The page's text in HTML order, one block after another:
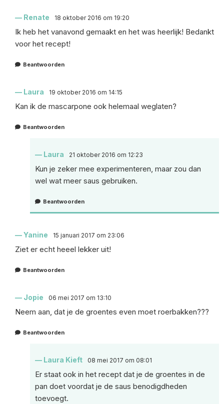
Renate 18 oktober 2016 om 19:20
Ik heb het vanavond gemaakt en het was heerlijk! Bedankt
voor het recept!
Beantwoorden
Laura 19 oktober 2016 om 14:15
Kan ik de mascarpone ook helemaal weglaten?
Beantwoorden
Laura 21 oktober 2016 om 12:23
Kun je zeker mee experimenteren, maar zou dan
wel wat meer saus gebruiken.
Beantwoorden
Yanine 15 januari 2017 om 23:06
Ziet er echt heeel lekker uit!
Beantwoorden
Jopie 06 mei 2017 om 13:10
Neem aan, dat je de groentes even moet roerbakken???
Beantwoorden
Laura Kieft 08 mei 2017 om 08:01
Er staat ook in het recept dat je de groentes in de
pan doet voordat je de saus benodigdheden
toevoegt.